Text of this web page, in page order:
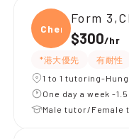
Chemi
Form
$300/hr
*港大優先 有耐性
1 to 1 tutoring-
One day a week -
Male tutor/